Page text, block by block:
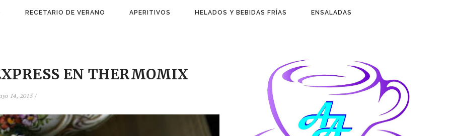
RECETARIO DE VERANO APERITIVOS HELADOS Y BEBIDAS FRÍAS ENSALADAS
EN THERMOMIX
14, 2015 /